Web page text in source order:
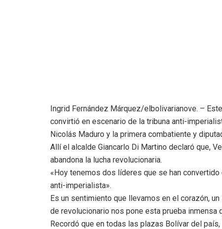
Ingrid Fernández Márquez/elbolivarianove. –
convirtió en escenario de la tribuna anti-
Nicolás Maduro y la primera combatiente y
Allí el alcalde Giancarlo Di Martino declaró que,
abandona la lucha revolucionaria.
«Hoy tenemos dos líderes que se han
anti-imperialista».
Es un sentimiento que llevamos en el corazón,
de revolucionario nos pone esta prueba inmensa
Recordó que en todas las plazas Bolívar del